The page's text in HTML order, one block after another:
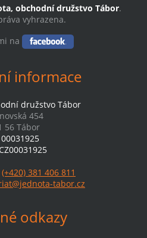
obchodní družstvo Tábor.
vyhrazena.
na
informace
družstvo Tábor
454
56 Tábor
00031925
CZ00031925
(+420) 381 406 811
tabor.cz
odkazy